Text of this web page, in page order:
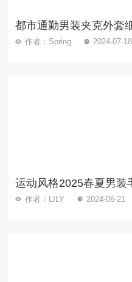
都市通勤男装夹克外套
作者：Spring 2024-07-18
运动风格2025春夏男装
作者：LILY 2024-06-21